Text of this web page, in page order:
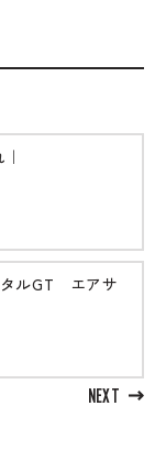
NEXT
タルGT エアサ